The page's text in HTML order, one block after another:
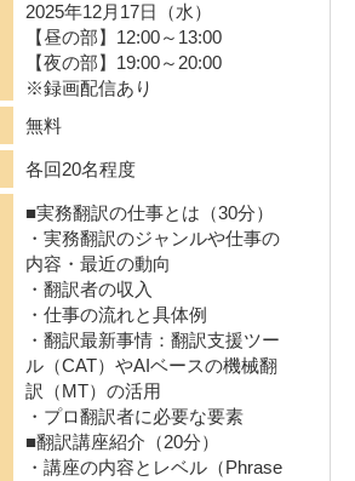
2025年12月17日（水）
【昼の部】12:00～13:00
【夜の部】19:00～20:00
※録画配信あり
無料
各回20名程度
■実務翻訳の仕事とは（30分）
・実務翻訳のジャンルや仕事の
内容・最近の動向
・翻訳者の収入
・仕事の流れと具体例
・翻訳最新事情：翻訳支援ツー
ル（CAT）やAIベースの機械翻
訳（MT）の活用
・プロ翻訳者に必要な要素
■翻訳講座紹介（20分）
・講座の内容とレベル（Phrase